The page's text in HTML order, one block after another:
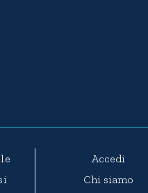
Accedi
Chi siamo